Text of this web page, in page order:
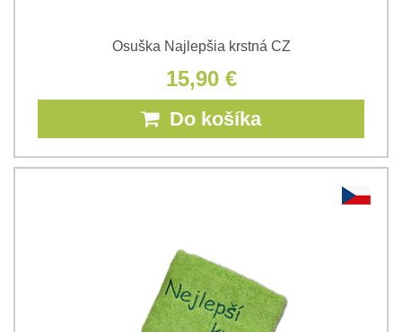
Osuška Najlepšia krstná CZ
15,90 €
Do košíka